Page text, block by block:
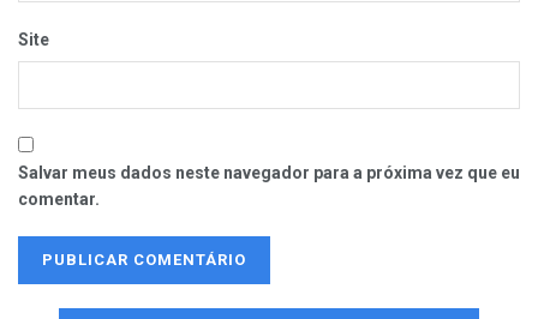
Site
Salvar meus dados neste navegador para a próxima vez que eu
comentar.